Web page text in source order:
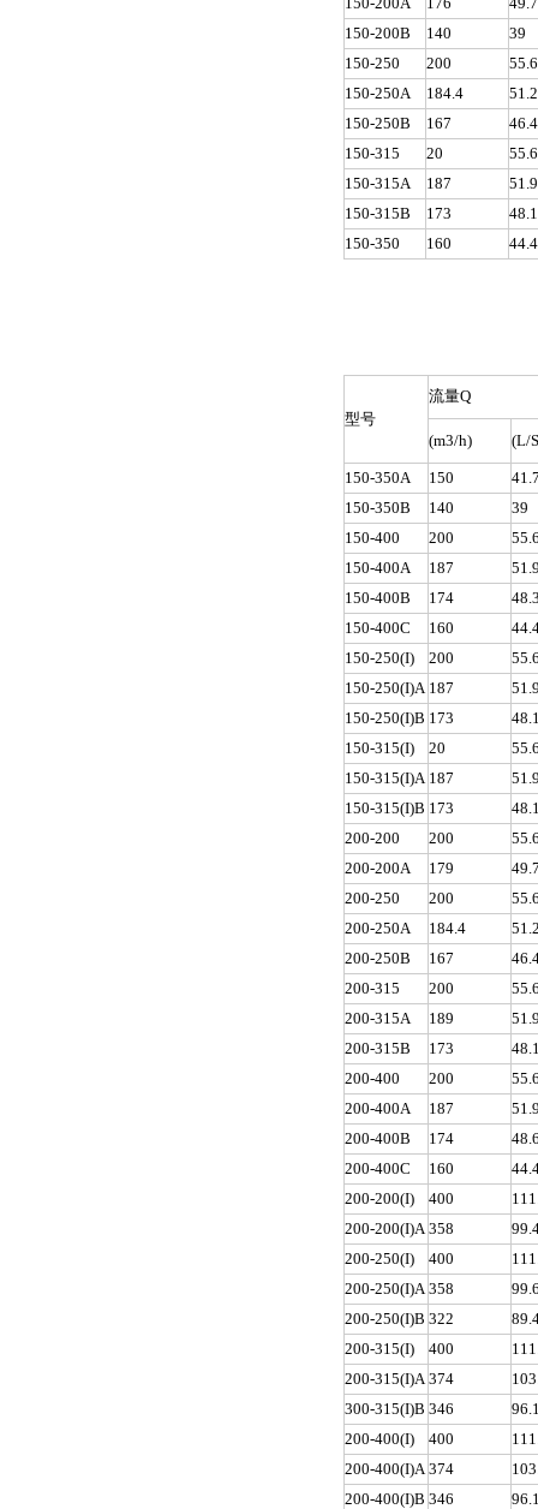
150-200B
140
39
150-250
200
55.6
150-250A
184.4
51.2
150-250B
167
46.4
150-315
20
55.6
150-315A
187
51.9
150-315B
173
48.1
150-350
160 44.4
型号
流量Q
(m3/h) (L/
150-350A 150
150-350B
140
39
150-400
200
150-400A
187
150-400B
174
150-400C
160
150-250(I)
200
150-250(I)A 187
150-250(I)B 173
150-315(I)
20
150-315(I)A 187
150-315(I)B 173
200-200
200
200-200A
179
200-250
200
200-250A
184.4
200-250B
167
200-315
200
200-315A
189
200-315B
173
200-400
200
200-400A
187
200-400B
174
200-400C
160
200-200(I)
400
200-200(I)A 358
200-250(I)
400
200-250(I)A 358
200-250(I)B 322
200-315(I)
400
200-315(I)A 374
300-315(I)B 346
200-400(I)
400
200-400(I)A 374
200-400(I)B 346